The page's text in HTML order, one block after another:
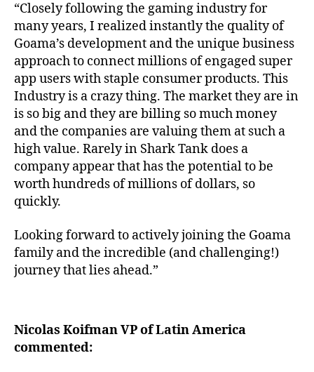
“Closely following the gaming industry for
many years, I realized instantly the quality of
Goama’s development and the unique business
approach to connect millions of engaged super
app users with staple consumer products. This
Industry is a crazy thing. The market they are in
is so big and they are billing so much money
and the companies are valuing them at such a
high value. Rarely in Shark Tank does a
company appear that has the potential to be
worth hundreds of millions of dollars, so
quickly.
Looking forward to actively joining the Goama
family and the incredible (and challenging!)
journey that lies ahead.”
Nicolas Koifman VP of Latin America
commented: